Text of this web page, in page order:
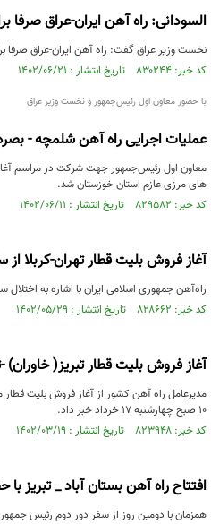
السودانی: راه آهن ایران-عراق صرفا
نخست وزیر عراق گفت: راه آهن ایران-عراق صرفا
کد خبر: ۸۳۰۲۴۴ تاریخ انتشار : ۱۴۰۲/۰۶/۲۱
با حضور معاون اول رئیس‌جمهور و نخست وزیر عراق
عملیات اجرایی راه آهن شلمچه -
معاون اول رئیس‌جمهور جهت شرکت در مراسم آغاز
های مرزی عازم استان خوزستان شد.
کد خبر: ۸۲۹۵۸۲ تاریخ انتشار : ۱۴۰۲/۰۶/۱۱
آغاز فروش بلیت قطار تهران-کربلا از ساعت
راه‌آهن جمهوری اسلامی ایران با اشاره به اختلال سامانه فروش بلیت قطار
کد خبر: ۸۲۸۶۶۲ تاریخ انتشار : ۱۴۰۲/۰۵/۲۹
آغاز فروش بلیت قطار تبریز(
١٠ صبح چهارشنبه ١٧ خرداد خبر داد.
کد خبر: ۸۲۳۹۴۸ تاریخ انتشار : ۱۴۰۲/۰۳/۱۹
افتتاح راه آهن بستان آباد _ تبریز
همزمان با دومین روز از سفر دور دوم رئیس جمهور